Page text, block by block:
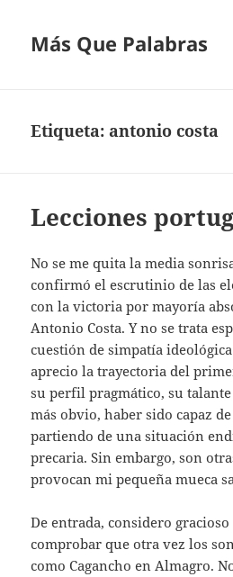
Más Que Palabras
Etiqueta: antonio costa
Lecciones
No se me quita la media
confirmó el escrutinio de las
con la victoria por mayoría
Antonio Costa. Y no se trata
cuestión de simpatía
aprecio la trayectoria del
su perfil pragmático, su
más obvio, haber sido capaz
partiendo de una situación
precaria. Sin embargo, son
provocan mi pequeña mueca
De entrada, considero
comprobar que otra vez los
como Cagancho en Almagro.